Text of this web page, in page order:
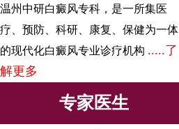
温州中研白癜风专科，是一所集医
疗、预防、科研、康复、保健为一体
的现代化白癜风专业诊疗机构 .....了
解更多
专家医生